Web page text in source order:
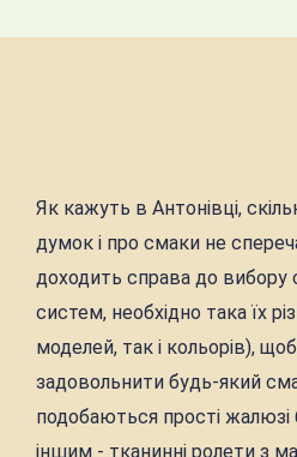
Як кажуть в Антонівці,
думок і про смаки не
доходить справа до вибору
систем, необхідно така їх
моделей, так і кольорів),
задовольнити будь-який
подобаються прості
іншим - тканинні ролети з